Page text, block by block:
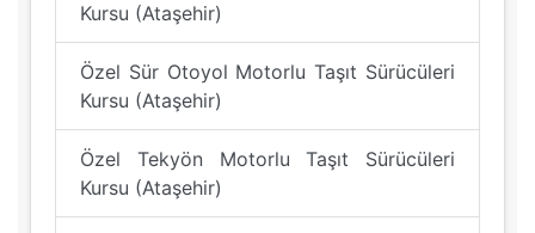
Kursu (Ataşehir)
Özel Sür Otoyol Motorlu Taşıt Sürücüleri
Kursu (Ataşehir)
Özel Tekyön Motorlu Taşıt Sürücüleri
Kursu (Ataşehir)